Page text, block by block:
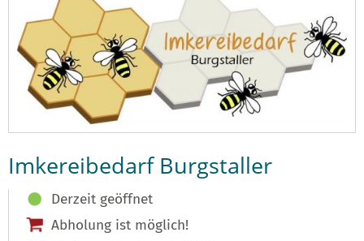
Imkereibedarf Burgstaller
Derzeit geöffnet
Abholung ist möglich!